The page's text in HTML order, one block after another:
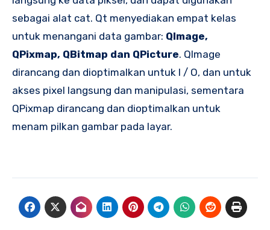
sebagai alat cat. Qt menyediakan empat kelas
untuk menangani data gambar: QImage,
QPixmap, QBitmap dan QPicture. QImage
dirancang dan dioptimalkan untuk I / O, dan untuk
akses pixel langsung dan manipulasi, sementara
QPixmap dirancang dan dioptimalkan untuk
menam pilkan gambar pada layar.